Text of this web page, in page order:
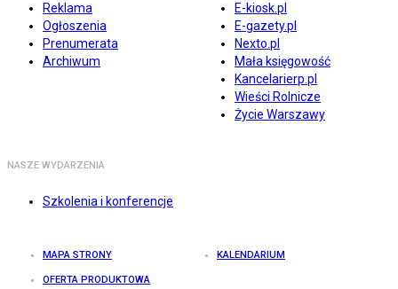
Reklama
Ogłoszenia
Prenumerata
Archiwum
E-kiosk.pl
E-gazety.pl
Nexto.pl
Mała księgowość
Kancelarierp.pl
Wieści Rolnicze
Życie Warszawy
NASZE WYDARZENIA
Szkolenia i konferencje
MAPA STRONY KALENDARIUM
OFERTA PRODUKTOWA